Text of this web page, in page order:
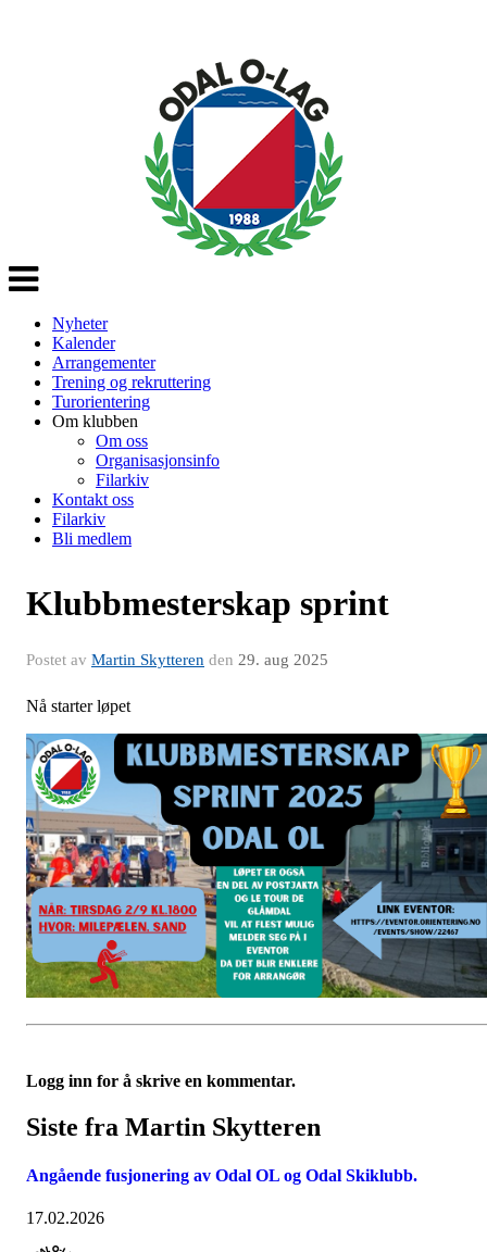
Veksle
navigasjon
Nyheter
Kalender
Arrangementer
Trening og rekruttering
Turorientering
Om klubben
Om oss
Organisasjonsinfo
Filarkiv
Kontakt oss
Filarkiv
Bli medlem
Klubbmesterskap sprint
Postet av Martin Skytteren den 29. aug 2025
Nå starter løpet
Logg inn for å skrive en kommentar.
Siste fra Martin Skytteren
Angående fusjonering av Odal OL og Odal Skiklubb.
17.02.2026